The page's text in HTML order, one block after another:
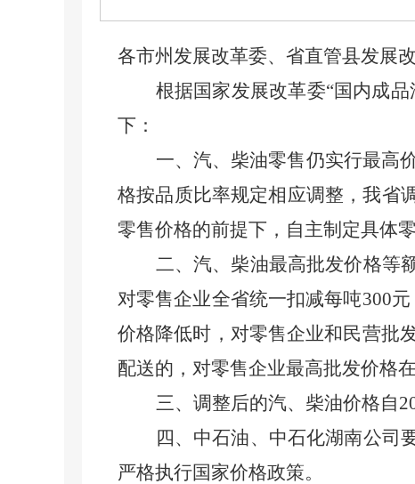
各市州发展改革委、省直管县发展
根据国家发展改革委“国内成
下：
一、汽、柴油零售仍实行最高
格按品质比率规定相应调整，我省
零售价格的前提下，自主制定具体
二、汽、柴油最高批发价格等
对零售企业全省统一扣减每吨300
价格降低时，对零售企业和民营批
配送的，对零售企业最高批发价格
三、调整后的汽、柴油价格自
四、中石油、中石化湖南公司
严格执行国家价格政策。